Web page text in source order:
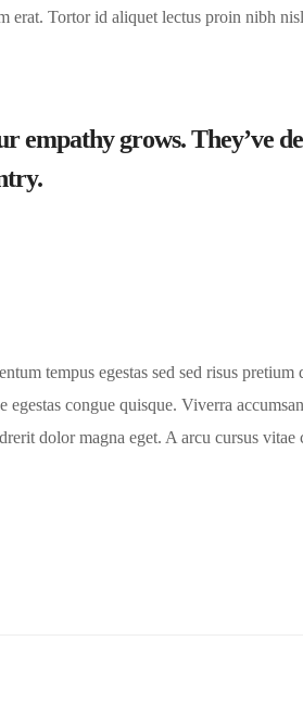
erat. Tortor id aliquet lectus proin nibh
empathy grows. They’ve
tempus egestas sed sed risus
congue quisque. Viverra
dolor magna eget. A arcu cursus